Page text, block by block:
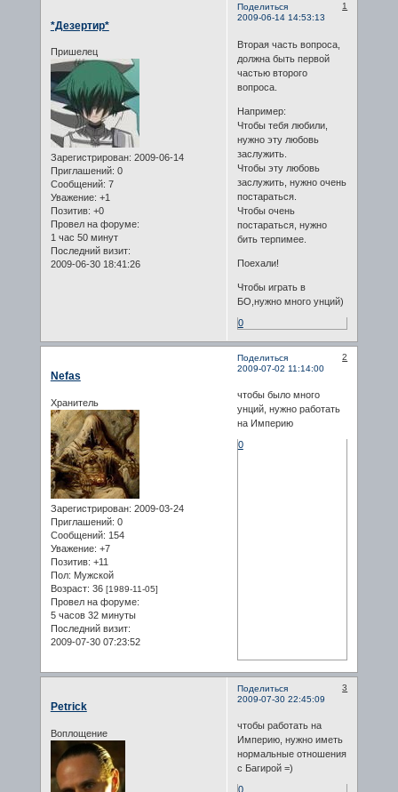
Поделиться
1
2009-06-14 14:53:13
*Дезертир*
Пришелец
Зарегистрирован: 2009-06-14
Приглашений: 0
Сообщений: 7
Уважение: +1
Позитив: +0
Провел на форуме:
1 час 50 минут
Последний визит:
2009-06-30 18:41:26
Вторая часть вопроса,
должна быть первой
частью второго
вопроса.
Например:
Чтобы тебя любили,
нужно эту любовь
заслужить.
Чтобы эту любовь
заслужить, нужно очень
постараться.
Чтобы очень
постараться, нужно
бить терпимее.
Поехали!
Чтобы играть в
БО,нужно много унций)
0
Поделиться
2
2009-07-02 11:14:00
Nefas
Хранитель
Зарегистрирован: 2009-03-24
Приглашений: 0
Сообщений: 154
Уважение: +7
Позитив: +11
Пол: Мужской
Возраст: 36 [1989-11-05]
Провел на форуме:
5 часов 32 минуты
Последний визит:
2009-07-30 07:23:52
чтобы было много
унций, нужно работать
на Империю
0
Поделиться
3
2009-07-30 22:45:09
Petrick
Воплощение
чтобы работать на
Империю, нужно иметь
нормальные отношения
с Багирой =)
0